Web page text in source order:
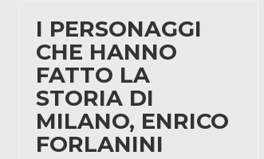
I PERSONAGGI
CHE HANNO
FATTO LA
STORIA DI
MILANO, ENRICO
FORLANINI